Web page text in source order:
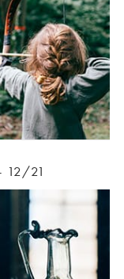
12/21